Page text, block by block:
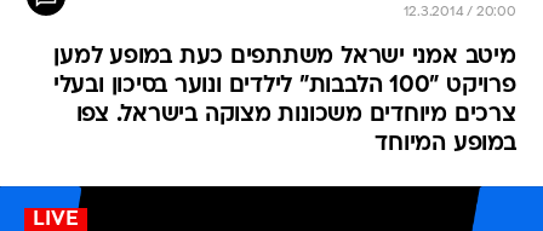
12.3.2014 / 20:00
מיטב אמני ישראל משתתפים כעת במופע למען
פרויקט "100 הלבבות" לילדים ונוער בסיכון ובעלי
צרכים מיוחדים משכונות מצוקה בישראל. צפו
במופע המיוחד
LIVE